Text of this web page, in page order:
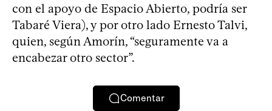
con el apoyo de Espacio Abierto, podría ser
Tabaré Viera), y por otro lado Ernesto Talvi,
quien, según Amorín, “seguramente va a
encabezar otro sector”.
Comentar